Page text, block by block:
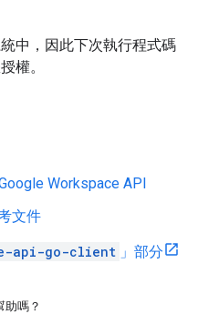
中，因此下次執行程式碼
權。
Workspace API
文件
api-go-client 」部分
助嗎？